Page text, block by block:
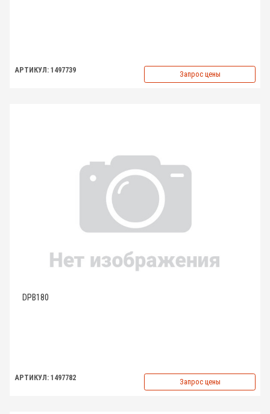
АРТИКУЛ: 1497739 Запрос цены
DPB180
АРТИКУЛ: 1497782 Запрос цены